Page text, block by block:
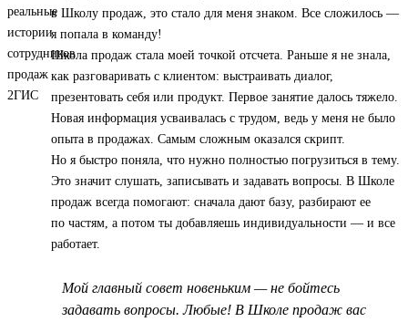
в Школу продаж, это стало для меня знаком. Все сложилось —
я попала в команду!
Школа продаж стала моей точкой отсчета. Раньше я не знала,
как разговаривать с клиентом: выстраивать диалог,
презентовать себя или продукт. Первое занятие далось тяжело.
Новая информация усваивалась с трудом, ведь у меня не было
опыта в продажах. Самым сложным оказался скрипт.
Но я быстро поняла, что нужно полностью погрузиться в тему.
Это значит слушать, записывать и задавать вопросы. В Школе
продаж всегда помогают: сначала дают базу, разбирают ее
по частям, а потом ты добавляешь индивидуальности — и все
работает.
Мой главный совет новеньким — не бойтесь
задавать вопросы. Любые! В Школе продаж вас